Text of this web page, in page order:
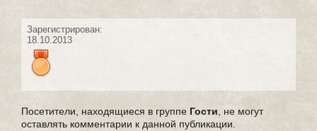
Зарегистрирован:
18.10.2013
Посетители, находящиеся в группе Гости , не могут
оставлять комментарии к данной публикации.